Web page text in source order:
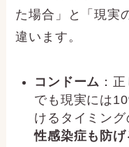
た場合」と「現実
違います。
コンドーム ：
でも現実には
けるタイミング
性感染症も防